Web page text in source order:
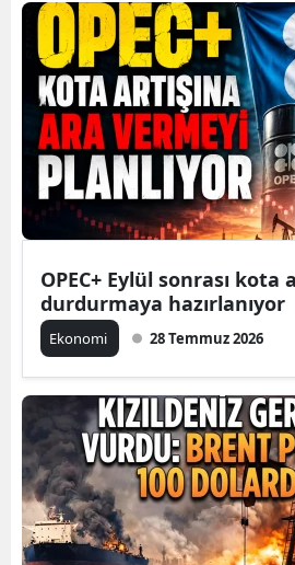
OPEC+ Eylül sonrası kota
durdurmaya hazırlanıyor
Ekonomi 28 Temmuz 2026